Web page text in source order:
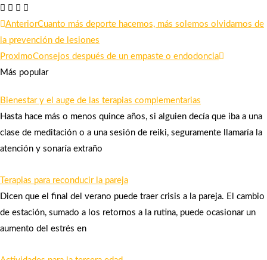
Ant
AnteriorCuanto más deporte hacemos, más solemos olvidarnos de
la prevención de lesiones
ProximoConsejos después de un empaste o endodoncia
Siguiente
Más popular
Bienestar y el auge de las terapias complementarias
Hasta hace más o menos quince años, si alguien decía que iba a una
clase de meditación o a una sesión de reiki, seguramente llamaría la
atención y sonaría extraño
Terapias para reconducir la pareja
Dicen que el final del verano puede traer crisis a la pareja. El cambio
de estación, sumado a los retornos a la rutina, puede ocasionar un
aumento del estrés en